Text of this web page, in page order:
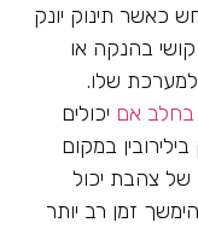
כאשר תינוק יונק
בהנקה או
שלו.
בחלב אם יכולים
במקום
של צהבת יכול
זמן רב יותר